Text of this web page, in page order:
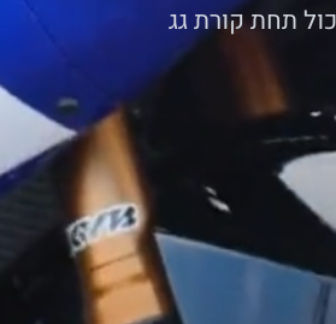
תחת קורת גג